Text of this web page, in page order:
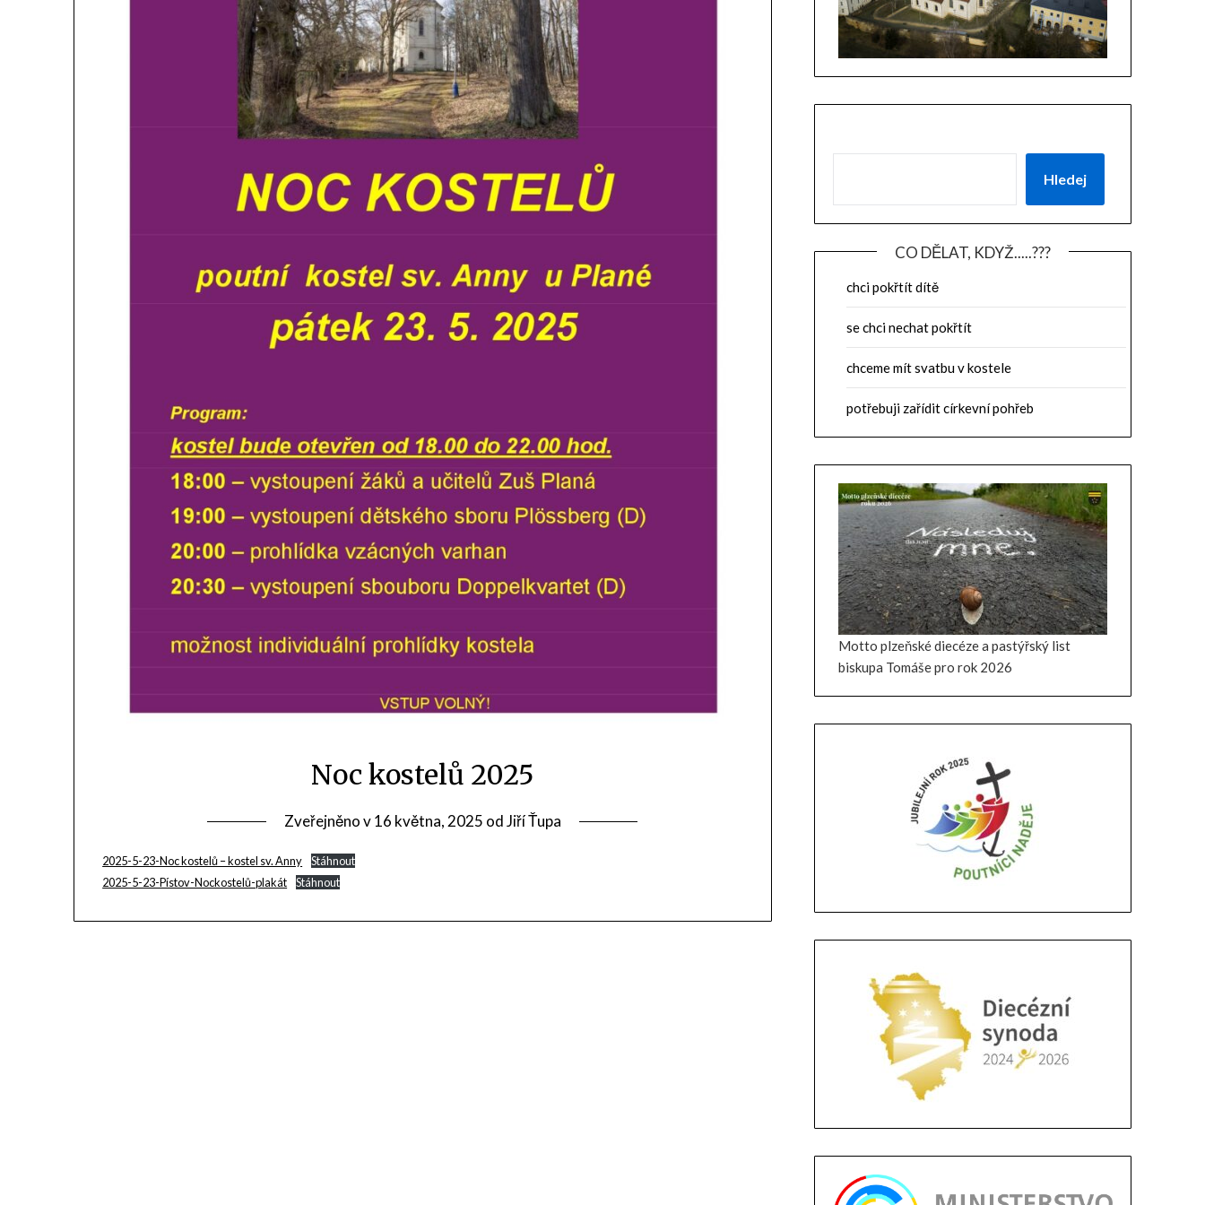
Noc kostelů 2025
Zveřejněno v16 května, 2025 odJiří Ťupa
2025-5-23-Noc kostelů – kostel sv. Anny
Stáhnout
2025-5-23-Pístov-Nockostelů-plakát
Stáhnout
Hledej
CO DĚLAT, KDYŽ.....???
chci pokřtít dítě
se chci nechat pokřtít
chceme mít svatbu v kostele
potřebuji zařídit církevní pohřeb
Motto plzeňské diecéze a pastýřský list
biskupa Tomáše pro rok 2026